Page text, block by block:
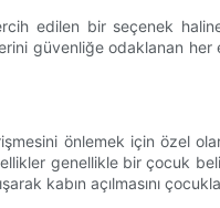
edilen bir seçenek
odaklanan her
önlemek için özel
genellikle bir çocuk
kabın açılmasını